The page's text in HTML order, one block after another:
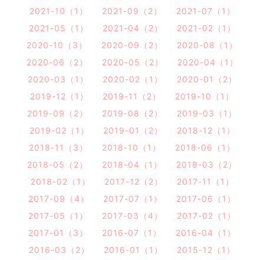
2021-10（1）
2021-09（2）
2021-07（1）
2021-05（1）
2021-04（2）
2021-02（1）
2020-10（3）
2020-09（2）
2020-08（1）
2020-06（2）
2020-05（2）
2020-04（1）
2020-03（1）
2020-02（1）
2020-01（2）
2019-12（1）
2019-11（2）
2019-10（1）
2019-09（2）
2019-08（2）
2019-03（1）
2019-02（1）
2019-01（2）
2018-12（1）
2018-11（3）
2018-10（1）
2018-06（1）
2018-05（2）
2018-04（1）
2018-03（2）
2018-02（1）
2017-12（2）
2017-11（1）
2017-09（4）
2017-07（1）
2017-06（1）
2017-05（1）
2017-03（4）
2017-02（1）
2017-01（3）
2016-07（1）
2016-04（1）
2016-03（2）
2016-01（1） 2015-12（1）